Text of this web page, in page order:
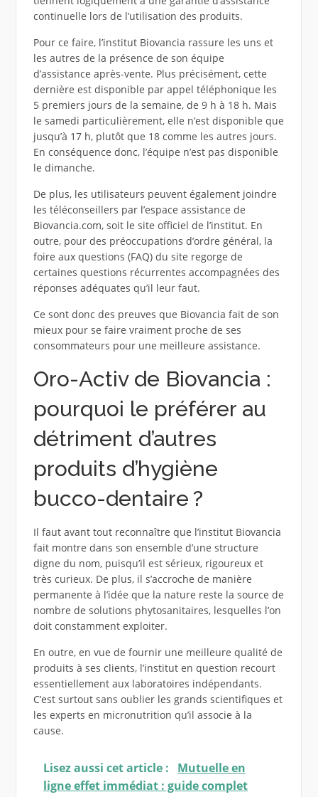
continuelle lors de l’utilisation des produits.
Pour ce faire, l’institut Biovancia rassure les uns et
les autres de la présence de son équipe
d’assistance après-vente. Plus précisément, cette
dernière est disponible par appel téléphonique les
5 premiers jours de la semaine, de 9 h à 18 h. Mais
le samedi particulièrement, elle n’est disponible que
jusqu’à 17 h, plutôt que 18 comme les autres jours.
En conséquence donc, l’équipe n’est pas disponible
le dimanche.
De plus, les utilisateurs peuvent également joindre
les téléconseillers par l’espace assistance de
Biovancia.com, soit le site officiel de l’institut. En
outre, pour des préoccupations d’ordre général, la
foire aux questions (FAQ) du site regorge de
certaines questions récurrentes accompagnées des
réponses adéquates qu’il leur faut.
Ce sont donc des preuves que Biovancia fait de son
mieux pour se faire vraiment proche de ses
consommateurs pour une meilleure assistance.
Oro-Activ de Biovancia :
pourquoi le préférer au
détriment d’autres
produits d’hygiène
bucco-dentaire ?
Il faut avant tout reconnaître que l’institut Biovancia
fait montre dans son ensemble d’une structure
digne du nom, puisqu’il est sérieux, rigoureux et
très curieux. De plus, il s’accroche de manière
permanente à l’idée que la nature reste la source de
nombre de solutions phytosanitaires, lesquelles l’on
doit constamment exploiter.
En outre, en vue de fournir une meilleure qualité de
produits à ses clients, l’institut en question recourt
essentiellement aux laboratoires indépendants.
C’est surtout sans oublier les grands scientifiques et
les experts en micronutrition qu’il associe à la
cause.
Lisez aussi cet article :
Mutuelle en
ligne effet immédiat : guide complet